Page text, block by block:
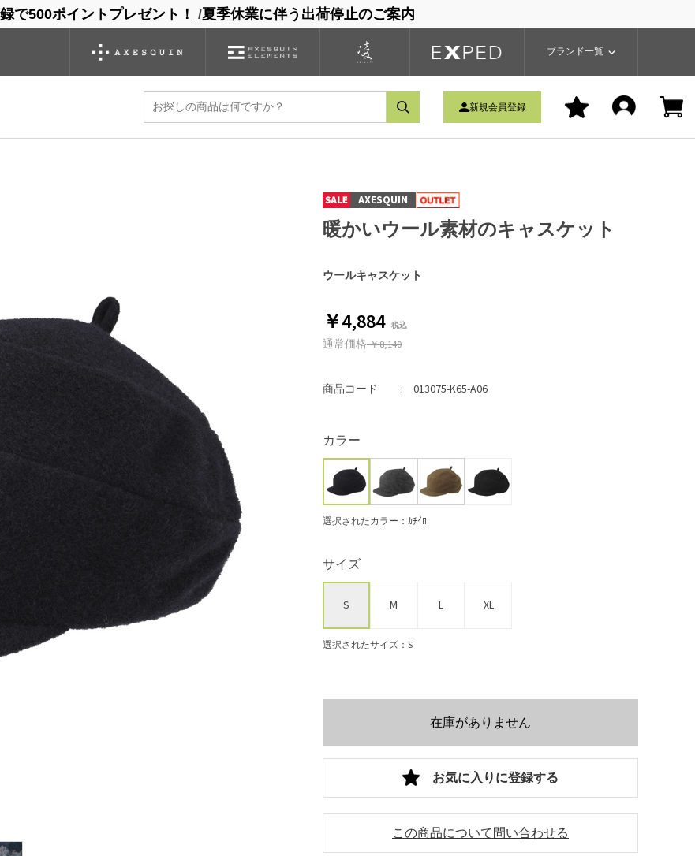
で500ポイントプレゼント！ /夏季休業に伴う出荷停止のご案内
ブランド一覧
イト 商品一覧 ブランドサイト 商品一覧
新規会員登録
バックパック グローブ シノギング アウトレット
AXESQUIN
暖かいウール素材のキャスケット
ウールキャスケット
￥4,884
通常価格￥8,140
商品コード 013075-K65-A06
カラー
選択されたカラー：ｶﾁｲﾛ
サイズ
S M L XL
選択されたサイズ：S
在庫がありません
この商品について問い合わせる
お気に入りに登録する